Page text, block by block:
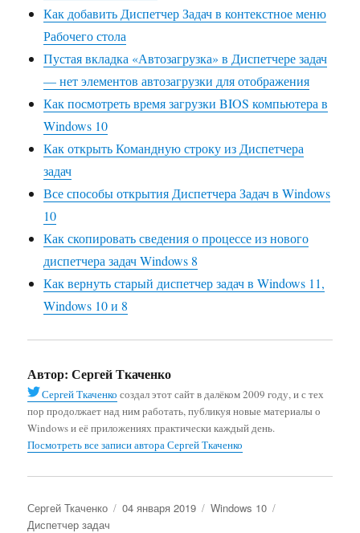
Как добавить Диспетчер Задач в контекстное меню
Рабочего стола
Пустая вкладка «Автозагрузка» в Диспетчере задач
— нет элементов автозагрузки для отображения
Как посмотреть время загрузки BIOS компьютера в
Windows 10
Как открыть Командную строку из Диспетчера
задач
Все способы открытия Диспетчера Задач в Windows
10
Как скопировать сведения о процессе из нового
диспетчера задач Windows 8
Как вернуть старый диспетчер задач в Windows 11,
Windows 10 и 8
Автор: Сергей Ткаченко
Сергей Ткаченко создал этот сайт в далёком 2009 году, и с тех
пор продолжает над ним работать, публикуя новые материалы о
Windows и её приложениях практически каждый день.
Посмотреть все записи автора Сергей Ткаченко
Автор
Сергей Ткаченко Опубликовано
04 января 2019 Рубрики
Windows 10
Диспетчер задач